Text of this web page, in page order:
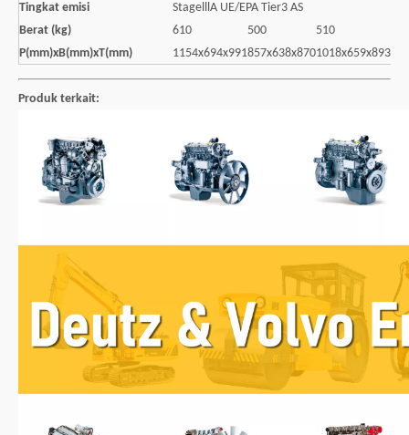
Tingkat emisi
StagelllA UE/EPA Tier3 AS
Berat (kg)
610 500 510
P(mm)xB(mm)xT(mm)
1154x694x991857x638x8701018x659x893
Produk terkait: